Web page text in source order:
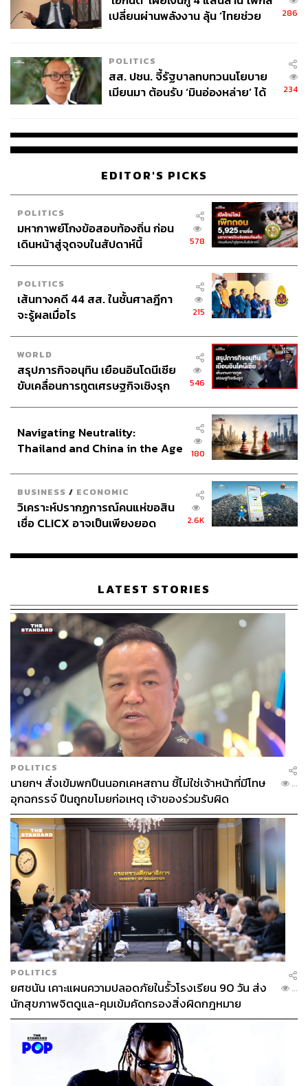
ABOUT THE AUTHOR
นทธัญ แสงไชย
นักเขียน พิสูจน์อักษร บรรณาธิการหนังสือเล่ม
และโปรดิวเซอร์พอดแคสต์ สนใจในเรื่อง
ศิลปะ ภาพยนตร์ เพลง และหนังสือ IG:
@jorborgor
เปลี่ยนผ่านพลังงาน ลุ้น ‘ไทยช่วย
286
POLITICS
สส. ปชน. จี้รัฐบาลทบทวนนโยบาย
เมียนมา ต้อนรับ ‘มินอ่องหล่าย’ ได้
234
EDITOR'S PICKS
POLITICS
มหากาพย์โกงข้อสอบท้องถิ่น ก่อน
เดินหน้าสู่จุดจบในสัปดาห์นี้
578
POLITICS
เส้นทางคดี 44 สส. ในชั้นศาลฎีกา
จะรู้ผลเมื่อไร
215
WORLD
สรุปภารกิจอนุทิน เยือนอินโดนีเซีย
ขับเคลื่อนการทูตเศรษฐกิจเชิงรุก
546
Navigating Neutrality:
Thailand and China in the Age
180
BUSINESS / ECONOMIC
วิเคราะห์ปรากฏการณ์คนแห่ขอสิน
เชื่อ CLICX อาจเป็นเพียงยอด
เรือนไทยที่ถูกซุกไว้
2.6K
LATEST STORIES
POLITICS
นายกฯ สั่งเข้มพกปืนนอกเคหสถาน ชี้ไม่ใช่เจ้าหน้าที่มีโทษ
อุกฉกรรจ์ ปืนถูกขโมยก่อเหตุ เจ้าของร่วมรับผิด
...
POLITICS
ยศชนัน เคาะแผนความปลอดภัยในรั้วโรงเรียน 90 วัน ส่ง
นักสุขภาพจิตดูแล-คุมเข้มคัดกรองสิ่งผิดกฎหมาย
...